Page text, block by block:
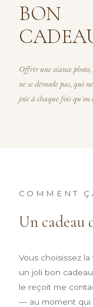
BON
Offrir une séance
ne se démode pas, qui
joie à chaque fois qu'on
COMMENT
Un cadeau
Vous choisissez
un joli bon
le reçoit me
— au moment qui